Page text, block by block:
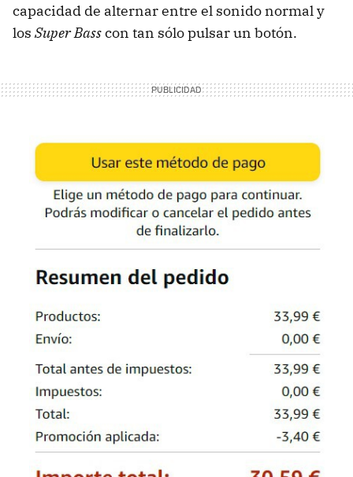
capacidad de alternar entre el sonido normal y
los Super Basscon tan sólo pulsar un botón.